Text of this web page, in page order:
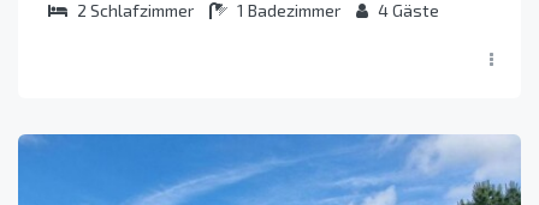
2 Schlafzimmer 1 Badezimmer 4Gäste